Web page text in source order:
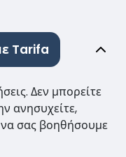
Tarifa
Δεν μπορείτε
ανησυχείτε,
σας βοηθήσουμε